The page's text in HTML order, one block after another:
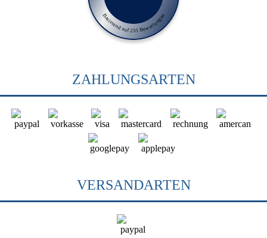
Basierend auf 231 Bewertungen
ZAHLUNGSARTEN
VERSANDARTEN